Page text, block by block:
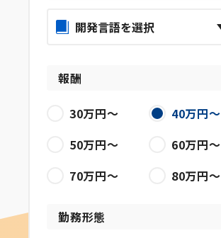
報酬
30万円〜
40万円〜
50万円〜
60万円〜
70万円〜
80万円〜
勤務形態